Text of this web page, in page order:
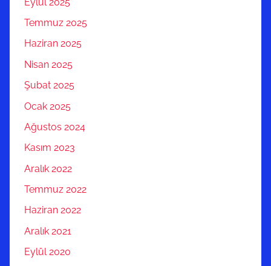
Temmuz 2025
Haziran 2025
Nisan 2025
Şubat 2025
Ocak 2025
Ağustos 2024
Kasım 2023
Aralık 2022
Temmuz 2022
Haziran 2022
Aralık 2021
Eylül 2020